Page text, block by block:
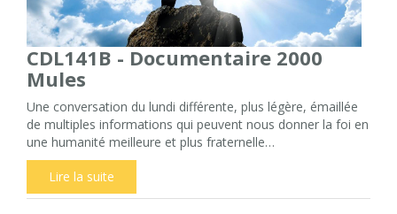
CDL141B - Documentaire 2000
Mules
Une conversation du lundi différente, plus légère, émaillée
de multiples informations qui peuvent nous donner la foi en
une humanité meilleure et plus fraternelle…
Lire la suite